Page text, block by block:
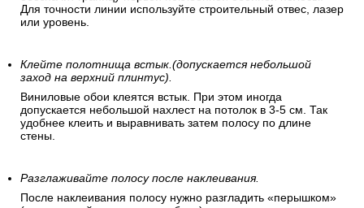
Сделайте пометку на стене, что бы первое полотно
было поклеено перпендикулярно полу.
Проведите на стене строго вертикальную линию, которая
обозначит границу первой поклеенной обойной полосы.
Для точности линии используйте строительный отвес, лазер
Клейте полотнища встык.(допускается небольшой